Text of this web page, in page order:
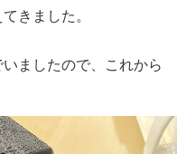
きました。
ましたので、これから